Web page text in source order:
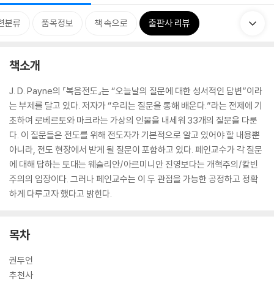
분류 품목정보 책 속으로 출판사 리뷰
책소개
J. D. Payne의 『복음전도』는 “오늘날의 질문에 대한 성서적인 답변”이라
는 부제를 달고 있다. 저자가 “우리는 질문을 통해 배운다.”라는 전제에 기
초하여 로베르토와 마크라는 가상의 인물을 내세워 33개의 질문을 다룬
다. 이 질문들은 전도를 위해 전도자가 기본적으로 알고 있어야 할 내용뿐
아니라, 전도 현장에서 받게 될 질문이 포함하고 있다. 페인교수가 각 질문
에 대해 답하는 토대는 웨슬리안/아르미니안 진영보다는 개혁주의/칼빈
주의의 입장이다. 그러나 페인교수는 이 두 관점을 가능한 공정하고 정확
하게 다루고자 했다고 밝힌다.
목차
권두언
추천사